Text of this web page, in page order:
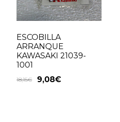
ESCOBILLA
ARRANQUE
KAWASAKI 21039-
1001
18,15€ 9,08€